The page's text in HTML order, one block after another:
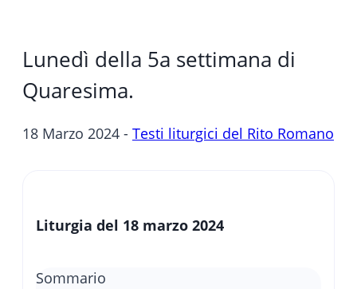
Lunedì della 5a settimana di
Quaresima.
18 Marzo 2024 - Testi liturgici del Rito Romano
Liturgia del 18 marzo 2024
Sommario